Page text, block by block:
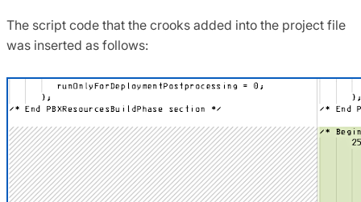
The script code that the crooks added into the project file
was inserted as follows: